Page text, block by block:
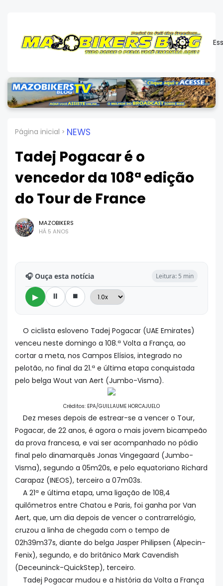
Página inicial NEWS
Tadej Pogacar é o
vencedor da 108ª edição
do Tour de France
MAZOBIKERS
HÁ 5 ANOS
🎧 Ouça esta notícia Leitura: 5 min
▶ ⏸ ⏹
O ciclista esloveno Tadej Pogacar (UAE Emirates)
venceu neste domingo a 108.ª Volta a França, ao
cortar a meta, nos Campos Elísios, integrado no
pelotão, no final da 21.ª e última etapa conquistada
pelo belga Wout van Aert (Jumbo-Visma).
Créditos: EPA/GUILLAUME HORCAJUELO
Dez meses depois de estrear-se a vencer o Tour,
Pogacar, de 22 anos, é agora o mais jovem bicampeão
da prova francesa, e vai ser acompanhado no pódio
final pelo dinamarquês Jonas Vingegaard (Jumbo-
Visma), segundo a 05m20s, e pelo equatoriano Richard
Carapaz (INEOS), terceiro a 07m03s.
A 21ª e última etapa, uma ligação de 108,4
quilômetros entre Chatou e Paris, foi ganha por Van
Aert, que, um dia depois de vencer o contrarrelógio,
cruzou a linha de chegada com o tempo de
02h39m37s, diante do belga Jasper Philipsen (Alpecin-
Fenix), segundo, e do britânico Mark Cavendish
(Deceuninck-QuickStep), terceiro.
Tadej Pogacar mudou e a história da Volta a França